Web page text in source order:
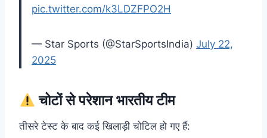
pic.twitter.com/k3LDZFPO2H
— Star Sports (@StarSportsIndia) July 22,
2025
चोटों से परेशान भारतीय टीम
तीसरे टेस्ट के बाद कई खिलाड़ी चोटिल हो गए हैं: